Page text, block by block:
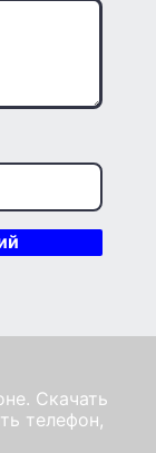
Скачать
телефон,